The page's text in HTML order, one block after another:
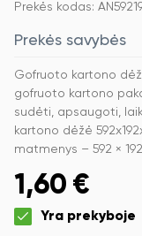
Prekės kodas:
Prekės savybės
Gofruoto kartono
gofruoto kartono
sudėti, apsaugoti,
kartono dėžė
matmenys – 592 ×
1,60 €
Yra prekyboje